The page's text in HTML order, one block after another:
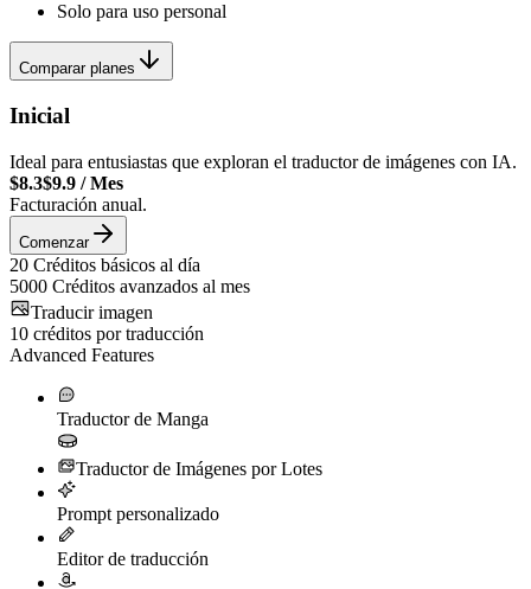
Solo para uso personal
Comparar planes
Inicial
Ideal para entusiastas que exploran el traductor de imágenes con IA.
$8.3$9.9 /Mes
Facturación anual.
Comenzar
20 Créditos básicos al día
5000 Créditos avanzados al mes
Traducir imagen
10 créditos por traducción
Advanced Features
Traductor de Manga
Traductor de Imágenes por Lotes
Prompt personalizado
Editor de traducción